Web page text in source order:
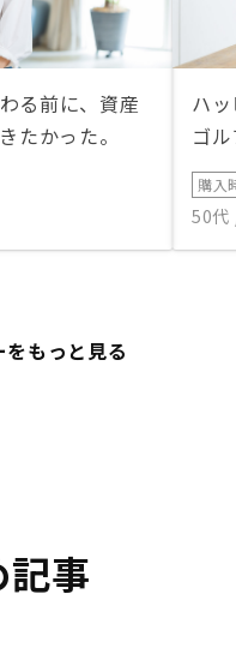
る前に、資産
たかった。
ハ
ゴ
購入
50代
をもっと見る
事